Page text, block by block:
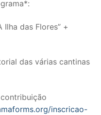
Ilha das Flores” +
das várias cantinas
inscricao-